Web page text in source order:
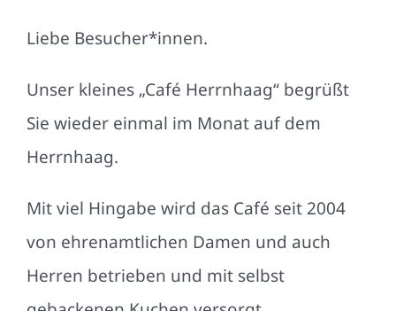
Liebe Besucher*innen.
Unser kleines „Café Herrnhaag“ begrüßt
Sie wieder einmal im Monat auf dem
Herrnhaag.
Mit viel Hingabe wird das Café seit 2004
von ehrenamtlichen Damen und auch
Herren betrieben und mit selbst